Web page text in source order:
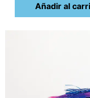
Añadir al